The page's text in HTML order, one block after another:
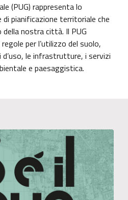
(PUG) rappresenta lo
pianificazione territoriale che
nostra città. Il PUG
per l’utilizzo del suolo,
le infrastrutture, i servizi
e paesaggistica.